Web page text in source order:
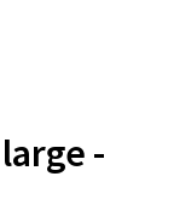
-